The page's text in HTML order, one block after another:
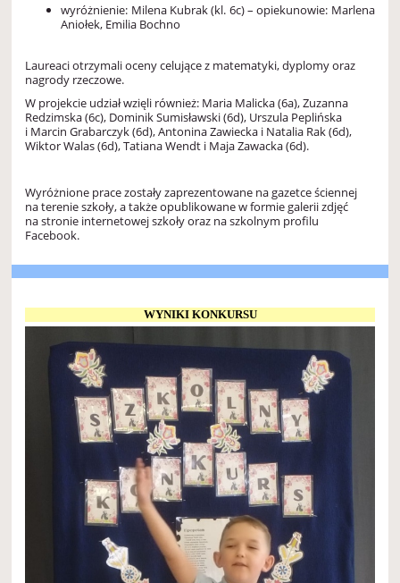
wyróżnienie: Milena Kubrak (kl. 6c) – opiekunowie: Marlena
Aniołek, Emilia Bochno
Laureaci otrzymali oceny celujące z matematyki, dyplomy oraz
nagrody rzeczowe.
W projekcie udział wzięli również: Maria Malicka (6a), Zuzanna
Redzimska (6c), Dominik Sumisławski (6d), Urszula Peplińska
i Marcin Grabarczyk (6d), Antonina Zawiecka i Natalia Rak (6d),
Wiktor Walas (6d), Tatiana Wendt i Maja Zawacka (6d).
Wyróżnione prace zostały zaprezentowane na gazetce ściennej
na terenie szkoły, a także opublikowane w formie galerii zdjęć
na stronie internetowej szkoły oraz na szkolnym profilu
Facebook.
WYNIKI KONKURSU